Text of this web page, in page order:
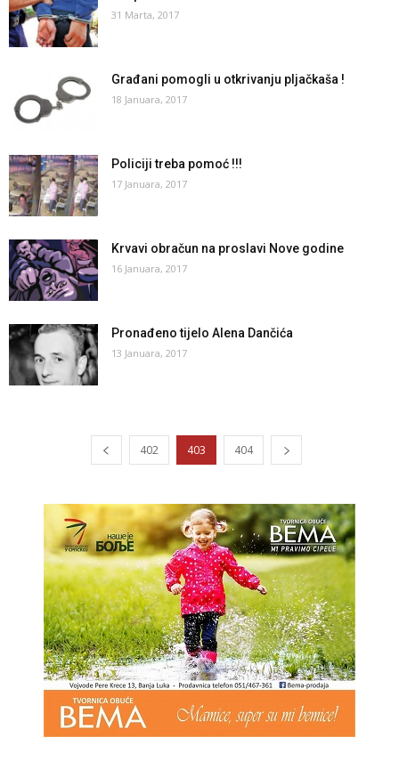
31 Marta, 2017
Građani pomogli u otkrivanju pljačkaša !
18 Januara, 2017
Policiji treba pomoć !!!
17 Januara, 2017
Krvavi obračun na proslavi Nove godine
16 Januara, 2017
Pronađeno tijelo Alena Dančića
13 Januara, 2017
402 403 404